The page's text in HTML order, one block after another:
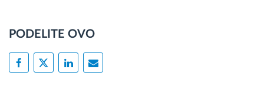
PODELITE OVO